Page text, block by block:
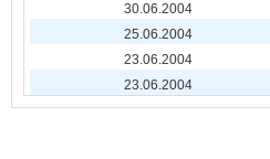
30.06.2004
25.06.2004
23.06.2004
23.06.2004